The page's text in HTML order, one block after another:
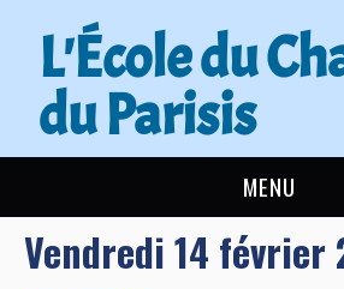
L'École du
du Parisis
MENU
L’ÉCOLE DU CHAT
Vendredi 14 février